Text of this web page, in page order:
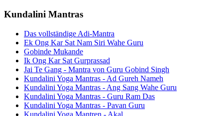
Kundalini Mantras
Das vollständige Adi-Mantra
Ek Ong Kar Sat Nam Siri Wahe Guru
Gobinde Mukande
Ik Ong Kar Sat Gurprassad
Jai Te Gang - Mantra von Guru Gobind Singh
Kundalini Yoga Mantras - Ad Gureh Nameh
Kundalini Yoga Mantras - Ang Sang Wahe Guru
Kundalini Yoga Mantras - Guru Ram Das
Kundalini Yoga Mantras - Pavan Guru
Kundalini Yoga Mantren - Akal